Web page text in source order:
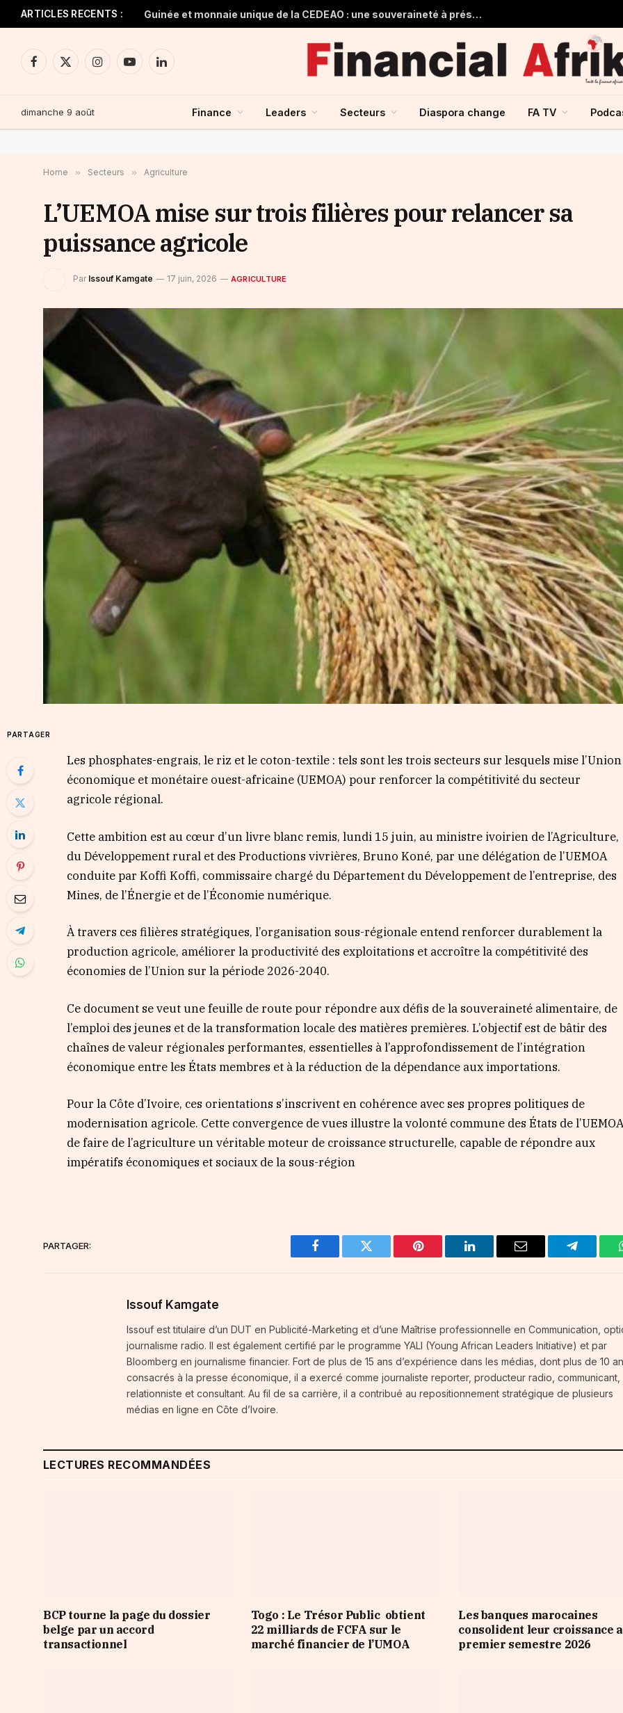
ARTICLES RECENTS : Guinée et monnaie unique de la CEDEAO : une souveraineté à préserver, une intégration à repenser
Facebook
X
InstagramYouTubeLinkedIn
dimanche 9 août Finance Leaders Secteurs Diaspora change FA TV
Home » Secteurs » Agriculture
L’UEMOA mise sur trois filières pour relancer sa
puissance agricole
Par Issouf Kamgate 17 juin, 2026 AGRICULTURE
PARTAGER
Les phosphates-engrais, le riz et le coton-textile : tels sont les trois secteurs sur lesquels mise l’Union
économique et monétaire ouest-africaine (UEMOA) pour renforcer la compétitivité du secteur
agricole régional.
Cette ambition est au cœur d’un livre blanc remis, lundi 15 juin, au ministre ivoirien de l’Agriculture,
du Développement rural et des Productions vivrières, Bruno Koné, par une délégation de l’UEMOA
conduite par Koffi Koffi, commissaire chargé du Département du Développement de l’entreprise, des
Mines, de l’Énergie et de l’Économie numérique.
À travers ces filières stratégiques, l’organisation sous-régionale entend renforcer durablement la
production agricole, améliorer la productivité des exploitations et accroître la compétitivité des
économies de l’Union sur la période 2026-2040.
Ce document se veut une feuille de route pour répondre aux défis de la souveraineté alimentaire, de
l’emploi des jeunes et de la transformation locale des matières premières. L’objectif est de bâtir des
chaînes de valeur régionales performantes, essentielles à l’approfondissement de l’intégration
économique entre les États membres et à la réduction de la dépendance aux importations.
Pour la Côte d’Ivoire, ces orientations s’inscrivent en cohérence avec ses propres politiques de
modernisation agricole. Cette convergence de vues illustre la volonté commune des États de
de faire de l’agriculture un véritable moteur de croissance structurelle, capable de répondre aux
impératifs économiques et sociaux de la sous-région
PARTAGER:
Facebook Twitter Pinterest LinkedIn Email Telegram
Issouf Kamgate
Issouf est titulaire d’un DUT en Publicité-Marketing et d’une Maîtrise professionnelle en Communication,
journalisme radio. Il est également certifié par le programme YALI (Young African Leaders Initiative) et par
Bloomberg en journalisme financier. Fort de plus de 15 ans d’expérience dans les médias, dont plus de 10
consacrés à la presse économique, il a exercé comme journaliste reporter, producteur radio, communicant,
relationniste et consultant. Au fil de sa carrière, il a contribué au repositionnement stratégique de plusieurs
médias en ligne en Côte d’Ivoire.
LECTURES RECOMMANDÉES
BCP tourne la page du dossier
belge par un accord
transactionnel
Togo : Le Trésor Public obtient
22 milliards de FCFA sur le
marché financier de l’UMOA
Les banques marocaines
consolident leur croissance
premier semestre 2026